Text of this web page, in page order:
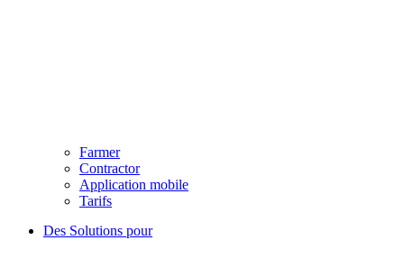
Farmer
Contractor
Application mobile
Tarifs
Des Solutions pour